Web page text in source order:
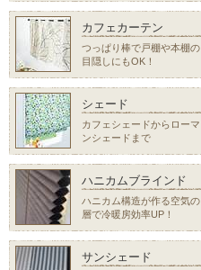
カフェカーテン
つっぱり棒で戸棚や本棚の
目隠しにもOK！
シェード
カフェシェードからローマ
ンシェードまで
ハニカムブラインド
ハニカム構造が作る空気の
層で冷暖房効率UP！
サンシェード